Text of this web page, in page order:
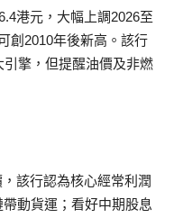
港元，大幅上調2026至
創2010年後新高。該行
擎，但提醒油價及非燃
該行認為核心經常利潤
動貨運；看好中期股息